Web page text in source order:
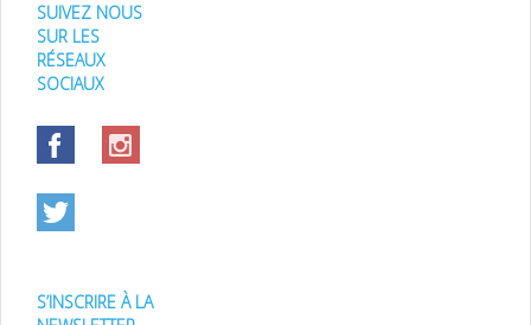
SUIVEZ NOUS
SUR LES
RÉSEAUX
SOCIAUX
S’INSCRIRE À LA